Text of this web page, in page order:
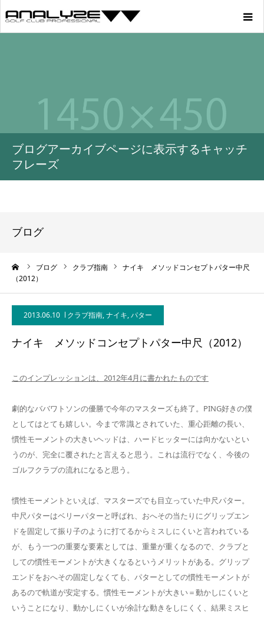
ブログアーカイブページに表示するキャッチ
フレーズ
ブログ
ブログ クラブ指南
ナイキ メソッドコンセプトパター中尺
（2012）
2013.06.10 クラブ指南,ナイキ,パター
ナイキ メソッドコンセプトパター中尺（2012）
このインプレッションは、2012年4月に書かれたものです
劇的なババワトソンの優勝で今年のマスターズも終了。PING好きの僕
としてはとても嬉しい。今まで常識とされていた、重心距離の長い、
慣性モーメントの大きいヘッドは、ハードヒッターには向かないとい
うのが、完全に覆されたと言えると思う。これは流行でなく、今後の
ゴルフクラブの流れになると思う。
慣性モーメントといえば、マスターズでも目立っていた中尺パター。
中尺パターはベリーパターと呼ばれ、おへその当たりにグリップエン
ドを固定して振り子のように打てるからミスしにくいと言われている
が、もう一つの重要な要素としては、重量が重くなるので、クラブと
しての慣性モーメントが大きくなるというメリットがある。グリップ
エンドをおへその固定しなくても、パターとしての慣性モーメントが
あるので軌道が安定する。慣性モーメントが大きい＝動かしにくいと
いうことになり、動かしにくいが余計な動きをしにくく、結果ミスヒ
Youtube
Profile